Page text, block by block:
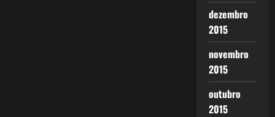
dezembro
2015
novembro
2015
outubro
2015